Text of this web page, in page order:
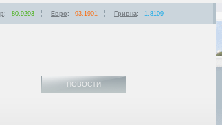
НОВОСТИ
: 80.9293 Евро: 93.1901 Гривна: 1.8109